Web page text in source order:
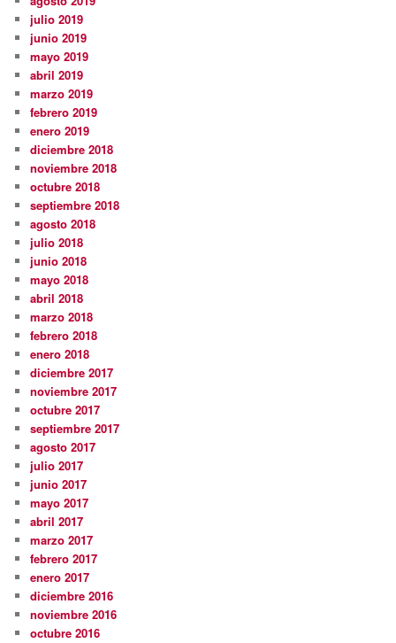
julio 2019
junio 2019
mayo 2019
abril 2019
marzo 2019
febrero 2019
enero 2019
diciembre 2018
noviembre 2018
octubre 2018
septiembre 2018
agosto 2018
julio 2018
junio 2018
mayo 2018
abril 2018
marzo 2018
febrero 2018
enero 2018
diciembre 2017
noviembre 2017
octubre 2017
septiembre 2017
agosto 2017
julio 2017
junio 2017
mayo 2017
abril 2017
marzo 2017
febrero 2017
enero 2017
diciembre 2016
noviembre 2016
octubre 2016